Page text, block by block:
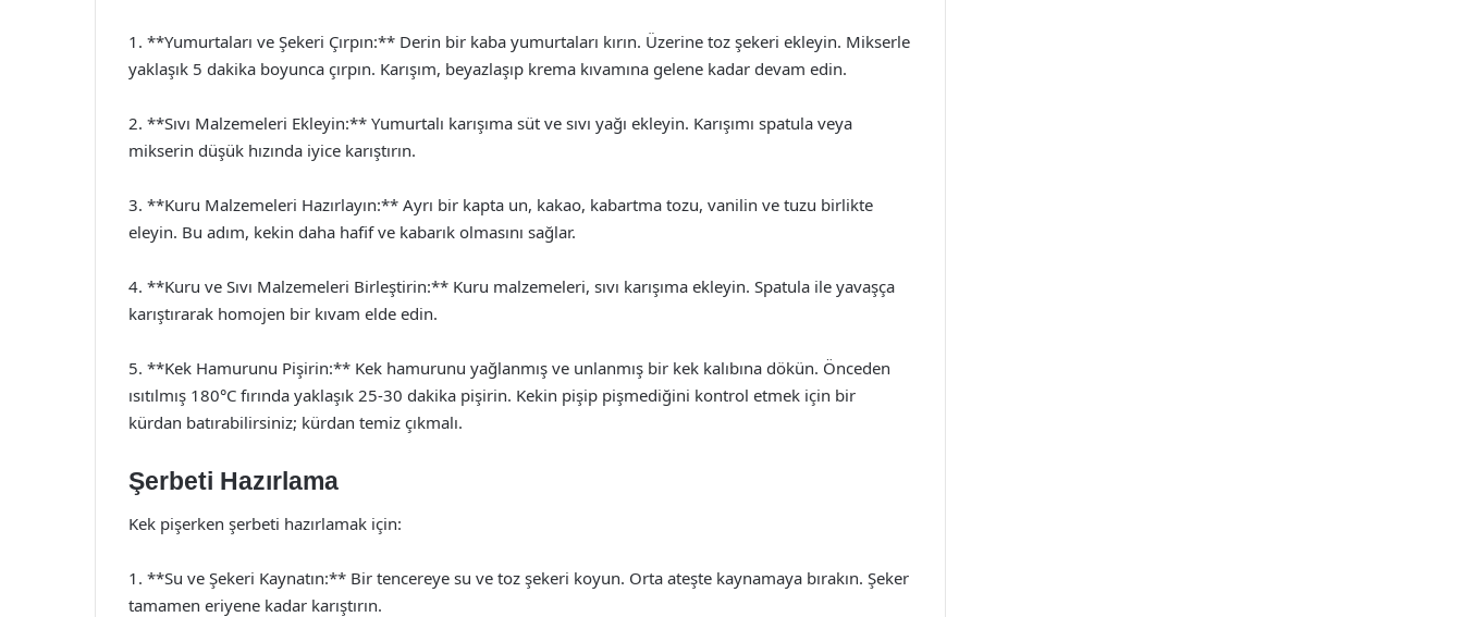
1. **Yumurtaları ve Şekeri Çırpın:** Derin bir kaba yumurtaları kırın. Üzerine toz şekeri ekleyin. Mikserle
yaklaşık 5 dakika boyunca çırpın. Karışım, beyazlaşıp krema kıvamına gelene kadar devam edin.
2. **Sıvı Malzemeleri Ekleyin:** Yumurtalı karışıma süt ve sıvı yağı ekleyin. Karışımı spatula veya
mikserin düşük hızında iyice karıştırın.
3. **Kuru Malzemeleri Hazırlayın:** Ayrı bir kapta un, kakao, kabartma tozu, vanilin ve tuzu birlikte
eleyin. Bu adım, kekin daha hafif ve kabarık olmasını sağlar.
4. **Kuru ve Sıvı Malzemeleri Birleştirin:** Kuru malzemeleri, sıvı karışıma ekleyin. Spatula ile yavaşça
karıştırarak homojen bir kıvam elde edin.
5. **Kek Hamurunu Pişirin:** Kek hamurunu yağlanmış ve unlanmış bir kek kalıbına dökün. Önceden
ısıtılmış 180°C fırında yaklaşık 25-30 dakika pişirin. Kekin pişip pişmediğini kontrol etmek için bir
kürdan batırabilirsiniz; kürdan temiz çıkmalı.
Şerbeti Hazırlama
Kek pişerken şerbeti hazırlamak için:
1. **Su ve Şekeri Kaynatın:** Bir tencereye su ve toz şekeri koyun. Orta ateşte kaynamaya bırakın. Şeker
tamamen eriyene kadar karıştırın.